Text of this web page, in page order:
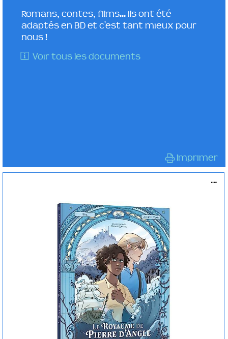
Romans, contes, films... ils ont été
adaptés en BD et c'est tant mieux pour
nous !
Voir tous les documents
Imprimer
...
BD / MANGA
POG
Auzou ( Paris - 2023 )
Plus d'infos